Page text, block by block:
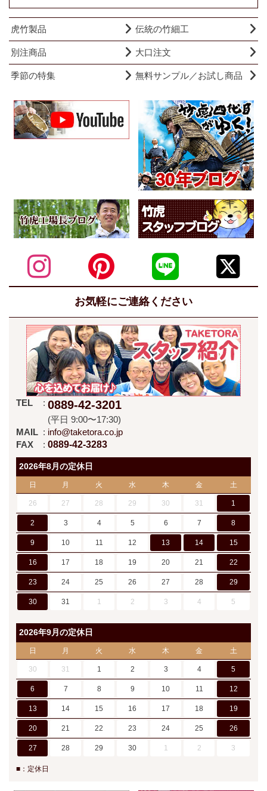
虎竹製品 伝統の竹細工
別注商品 大口注文
季節の特集 無料サンプル／お試し商品
お気軽にご連絡ください
TEL 0889-42-3201
(平日 9:00〜17:30)
MAIL
info@taketora.co.jp
FAX
0889-42-3283
2026年8月の定休日
日 月 火 水 木 金 土
26 27 28 29 30 31 1
2 3 4 5 6 7 8
9 10 11 12 13 14 15
16 17 18 19 20 21 22
23 24 25 26 27 28 29
30 31 1 2 3 4 5
2026年9月の定休日
日 月 火 水 木 金 土
30 31 1 2 3 4 5
6 7 8 9 10 11 12
13 14 15 16 17 18 19
20 21 22 23 24 25 26
27 28 29 30 1 2 3
■：定休日